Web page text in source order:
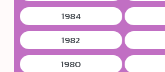
1984
1982
1980